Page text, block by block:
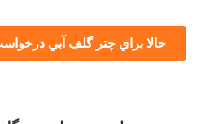
درخواست نقل قول
حالا براي چتر گلف آبي